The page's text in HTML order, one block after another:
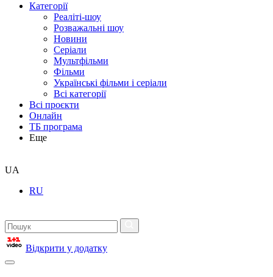
Категорії
Реаліті-шоу
Розважальні шоу
Новини
Серіали
Мультфільми
Фільми
Українські фільми і серіали
Всі категорії
Всі проєкти
Онлайн
ТБ програма
Еще
UA
RU
Відкрити у додатку